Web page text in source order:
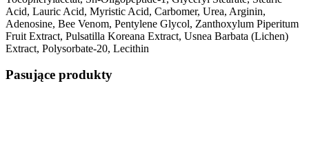
Acid, Lauric Acid, Myristic Acid, Carbomer, Urea, Arginin,
Adenosine, Bee Venom, Pentylene Glycol, Zanthoxylum Piperitum
Fruit Extract, Pulsatilla Koreana Extract, Usnea Barbata (Lichen)
Extract, Polysorbate-20, Lecithin
Pasujące produkty